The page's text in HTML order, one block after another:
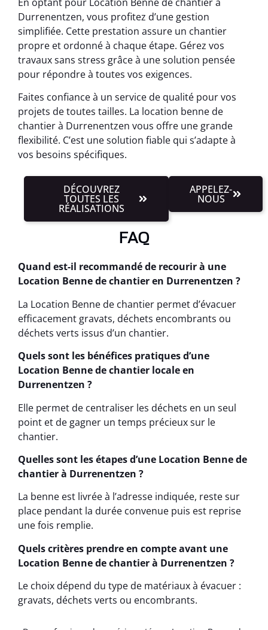
Durrenentzen, vous profitez d’une gestion
simplifiée. Cette prestation assure un chantier
propre et ordonné à chaque étape. Gérez vos
travaux sans stress grâce à une solution pensée
pour répondre à toutes vos exigences.
Faites confiance à un service de qualité pour vos
projets de toutes tailles. La location benne de
chantier à Durrenentzen vous offre une grande
flexibilité. C’est une solution fiable qui s’adapte à
vos besoins spécifiques.
DÉCOUVREZ
TOUTES LES
RÉALISATIONS
APPELEZ-
NOUS
FAQ
Quand est-il recommandé de recourir à une
Location Benne de chantier en Durrenentzen ?
La Location Benne de chantier permet d’évacuer
efficacement gravats, déchets encombrants ou
déchets verts issus d’un chantier.
Quels sont les bénéfices pratiques d’une
Location Benne de chantier locale en
Durrenentzen ?
Elle permet de centraliser les déchets en un seul
point et de gagner un temps précieux sur le
chantier.
Quelles sont les étapes d’une Location Benne de
chantier à Durrenentzen ?
La benne est livrée à l’adresse indiquée, reste sur
place pendant la durée convenue puis est reprise
une fois remplie.
Quels critères prendre en compte avant une
Location Benne de chantier à Durrenentzen ?
Le choix dépend du type de matériaux à évacuer :
gravats, déchets verts ou encombrants.